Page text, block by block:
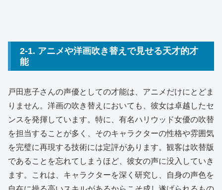
2-1. アニメや洋画吹き替えで見せる天才的才
能
戸田恵子さんの声優としての才能は、アニメだけにとどま
りません。洋画の吹き替えにおいても、彼女は卓越したセ
ンスを発揮しています。特に、有名ハリウッド女優の吹替
を担当することが多く、そのキャラクターの性格や雰囲気
を完璧に再現する技術には定評があります。観客は吹替版
であることを忘れてしまうほど、彼女の声に没入していき
ます。これは、キャラクターを深く研究し、自身の声色を